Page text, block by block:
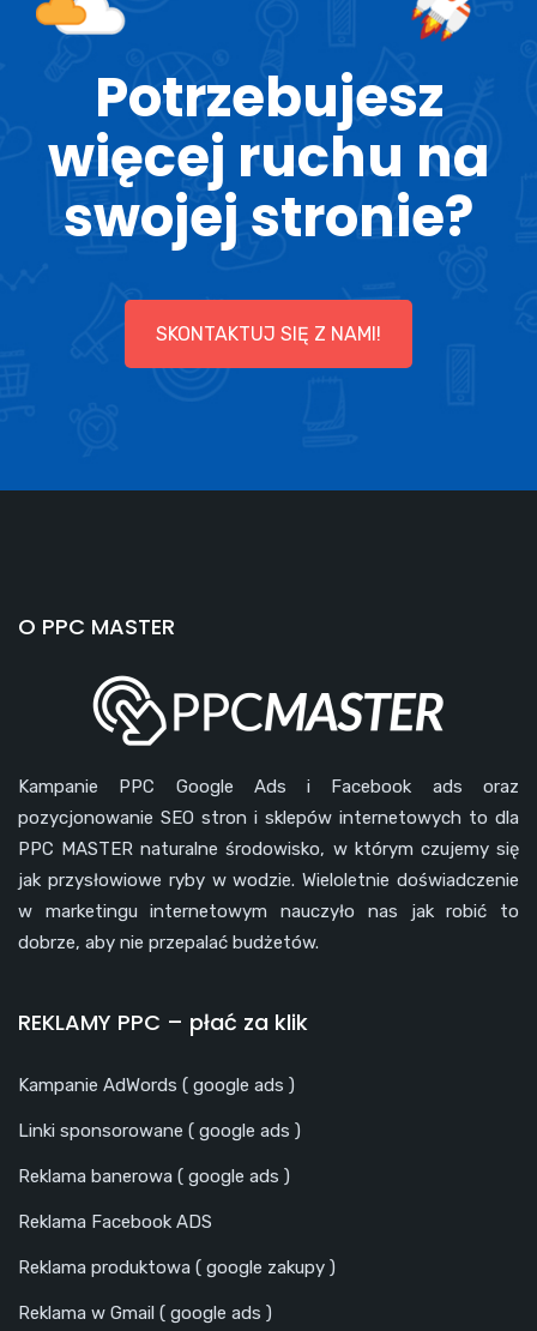
Potrzebujesz
więcej ruchu na
swojej stronie?
SKONTAKTUJ SIĘ Z NAMI!
O PPC MASTER
Kampanie PPC Google Ads i Facebook ads oraz
pozycjonowanie SEO stron i sklepów internetowych to dla
PPC MASTER naturalne środowisko, w którym czujemy się
jak przysłowiowe ryby w wodzie. Wieloletnie doświadczenie
w marketingu internetowym nauczyło nas jak robić to
dobrze, aby nie przepalać budżetów.
REKLAMY PPC – płać za klik
Kampanie AdWords ( google ads )
Linki sponsorowane ( google ads )
Reklama banerowa ( google ads )
Reklama Facebook ADS
Reklama produktowa ( google zakupy )
Reklama w Gmail ( google ads )